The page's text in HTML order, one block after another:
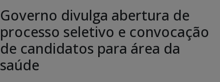
Governo divulga abertura de
processo seletivo e convocação
de candidatos para área da
saúde